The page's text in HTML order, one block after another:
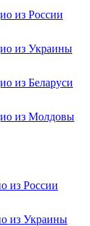
из России
из Украины
из Беларуси
из Молдовы
из России
из Украины